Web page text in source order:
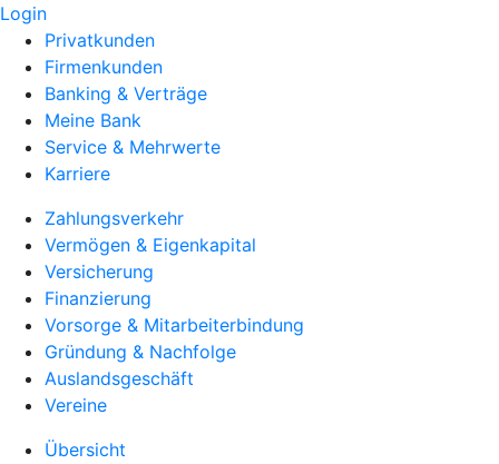
Login
Privatkunden
Firmenkunden
Banking & Verträge
Meine Bank
Service & Mehrwerte
Karriere
Zahlungsverkehr
Vermögen & Eigenkapital
Versicherung
Finanzierung
Vorsorge & Mitarbeiterbindung
Gründung & Nachfolge
Auslandsgeschäft
Vereine
Übersicht